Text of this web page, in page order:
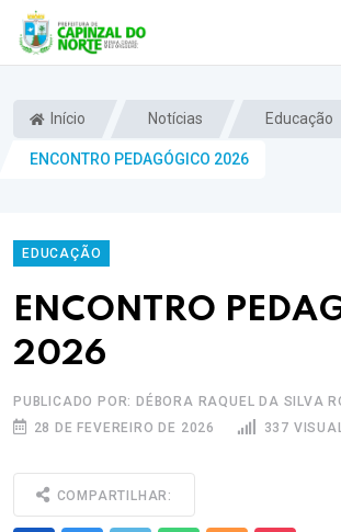
Início Notícias Educação
ENCONTRO PEDAGÓGICO 2026
EDUCAÇÃO
ENCONTRO
2026
PUBLICADO POR: DÉBORA RAQUEL DA SILVA
28 DE FEVEREIRO DE 2026
337
COMPARTILHAR: